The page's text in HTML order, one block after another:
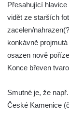
Kříž U Pěti
od
Kříž na
Wäberův kříž
Kříž na louce
Přesahující
vidět ze starších
zacelen/
konkávně
osazen nově
Konce břeven
Smutné je, že
České Kamenice